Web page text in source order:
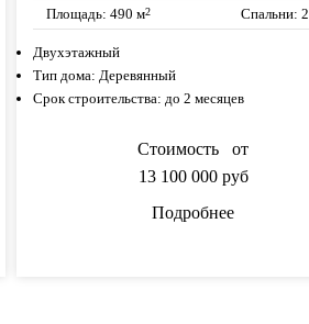
Площадь:490 м2 Спальни:2
Двухэтажный
Тип дома: Деревянный
Срок строительства: до 2 месяцев
Стоимость от
13 100 000 руб
Подробнее